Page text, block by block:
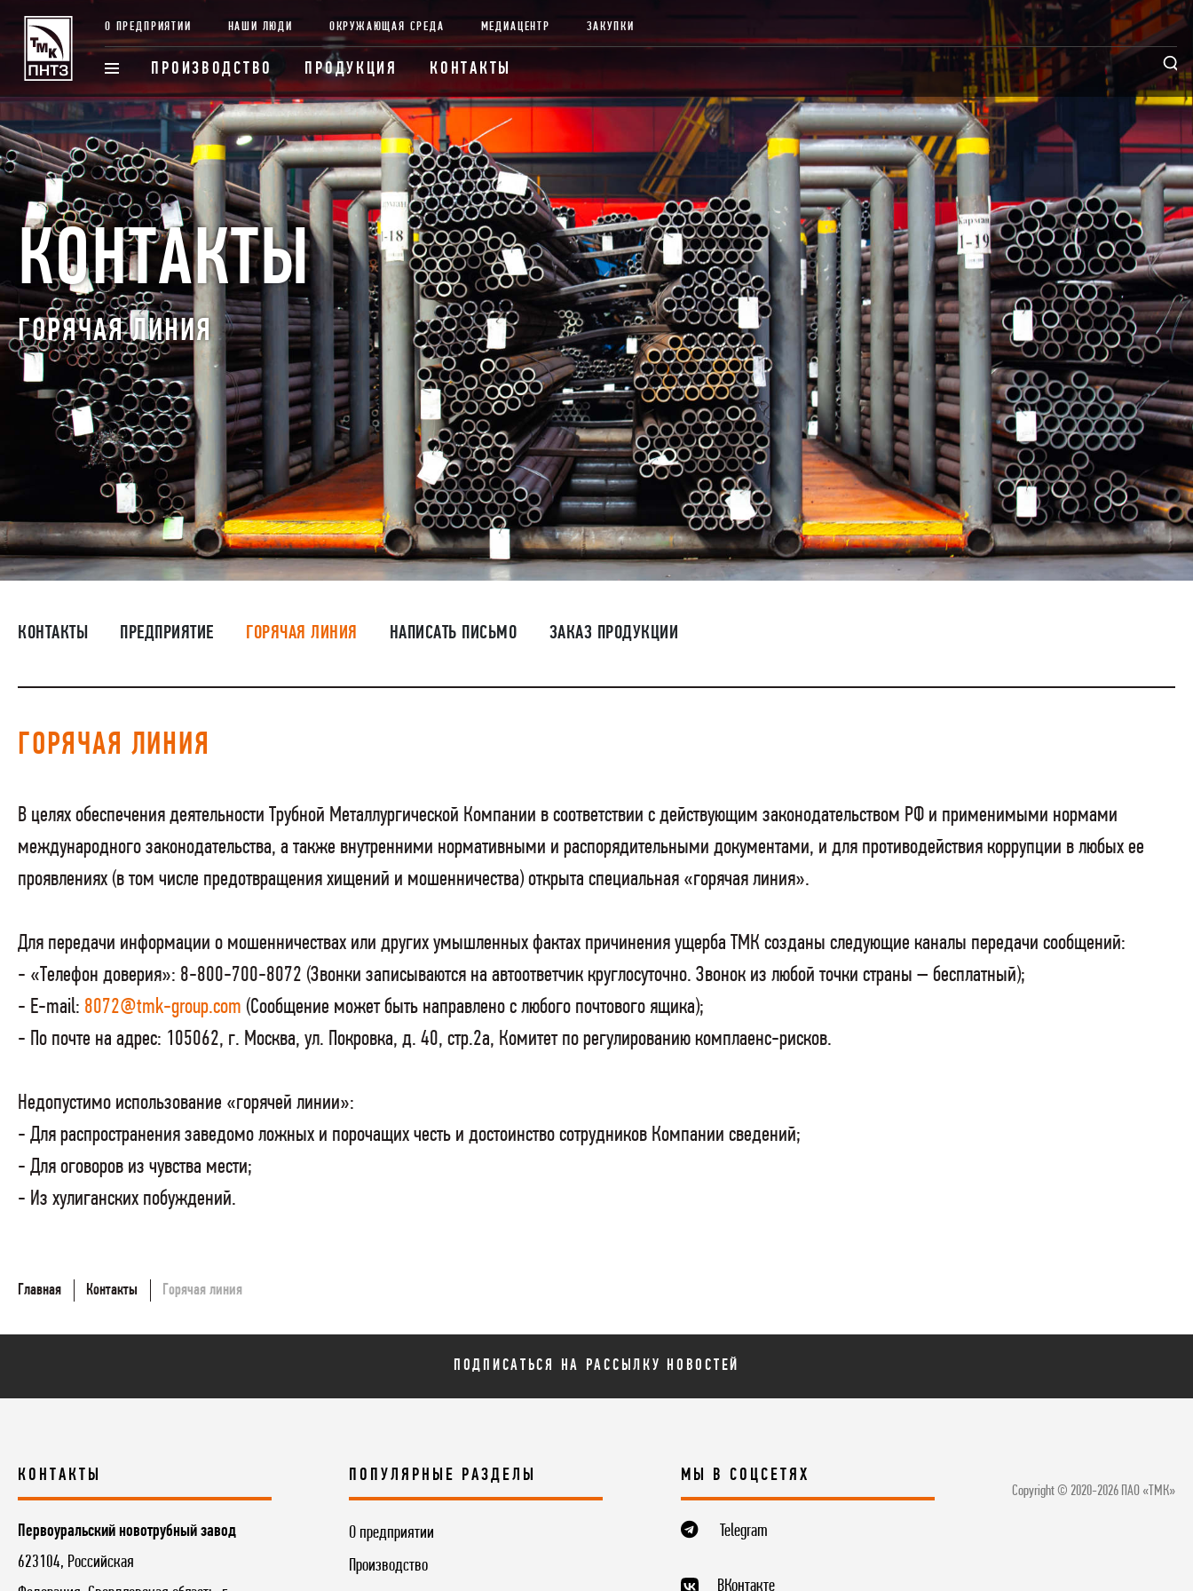
О ПРЕДПРИЯТИИ НАШИ ЛЮДИ ОКРУЖАЮЩАЯ СРЕДА МЕДИАЦЕНТР ЗАКУПКИ
ПРОИЗВОДСТВО ПРОДУКЦИЯ КОНТАКТЫ
КОНТАКТЫ
ГОРЯЧАЯ ЛИНИЯ
КОНТАКТЫ ПРЕДПРИЯТИЕ ГОРЯЧАЯ ЛИНИЯ НАПИСАТЬ ПИСЬМО ЗАКАЗ ПРОДУКЦИИ
ГОРЯЧАЯ ЛИНИЯ
В целях обеспечения деятельности Трубной Металлургической Компании в соответствии с действующим законодательством РФ и применимыми нормами
международного законодательства, а также внутренними нормативными и распорядительными документами, и для противодействия коррупции в любых ее
проявлениях (в том числе предотвращения хищений и мошенничества) открыта специальная «горячая линия».
Для передачи информации о мошенничествах или других умышленных фактах причинения ущерба ТМК созданы следующие каналы передачи сообщений:
- «Телефон доверия»: 8-800-700-8072 (Звонки записываются на автоответчик круглосуточно. Звонок из любой точки страны – бесплатный);
- E-mail: 8072@tmk-group.com (Сообщение может быть направлено с любого почтового ящика);
- По почте на адрес: 105062, г. Москва, ул. Покровка, д. 40, стр.2а, Комитет по регулированию комплаенс-рисков.
Недопустимо использование «горячей линии»:
- Для распространения заведомо ложных и порочащих честь и достоинство сотрудников Компании сведений;
- Для оговоров из чувства мести;
- Из хулиганских побуждений.
Главная Контакты Горячая линия
ПОДПИСАТЬСЯ НА РАССЫЛКУ НОВОСТЕЙ
КОНТАКТЫ
Первоуральский новотрубный завод
623104, Российская
ПОПУЛЯРНЫЕ РАЗДЕЛЫ
О предприятии
Производство
МЫ В СОЦСЕТЯХ
Telegram
ВКонтакте
Copyright © 2020-2026 ПАО «ТМК»